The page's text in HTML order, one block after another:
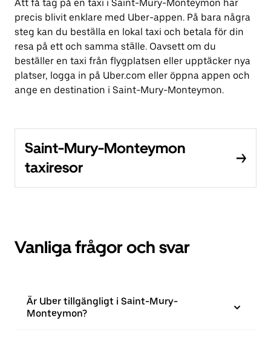
Att få tag på en taxi i Saint-Mury-Monteymon har
precis blivit enklare med Uber-appen. På bara några
steg kan du beställa en lokal taxi och betala för din
resa på ett och samma ställe. Oavsett om du
beställer en taxi från flygplatsen eller upptäcker nya
platser, logga in på Uber.com eller öppna appen och
ange en destination i Saint-Mury-Monteymon.
Saint-Mury-Monteymon
taxiresor
Vanliga frågor och svar
Är Uber tillgängligt i Saint-Mury-
Monteymon?